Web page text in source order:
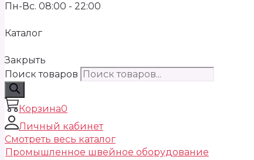
Пн-Вс. 08:00 - 22:00
Каталог
Закрыть
Поиск товаров
Корзина0
Личный кабинет
Смотреть весь каталог
Промышленное швейное оборудование